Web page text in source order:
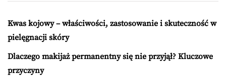
Kwas kojowy – właściwości, zastosowanie i skuteczność w
pielęgnacji skóry
Dlaczego makijaż permanentny się nie przyjął? Kluczowe
przyczyny